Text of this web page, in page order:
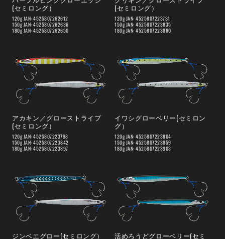
(セミロング）
120g JAN: 4525807262612
150g JAN: 4525807262636
180g JAN: 4525807262650
(セミロング）
120g JAN: 4525807223781
150g JAN: 4525807223835
180g JAN: 4525807223880
アカキン／グローストライプ
(セミロング）
120g JAN: 4525807223798
150g JAN: 4525807223842
180g JAN: 4525807223897
イワシグローベリー(セミロン
グ）
120g JAN: 4525807223804
150g JAN: 4525807223859
180g JAN: 4525807223903
ジンベエグロー(セミロング） 活めろうどグローベリー(セミ